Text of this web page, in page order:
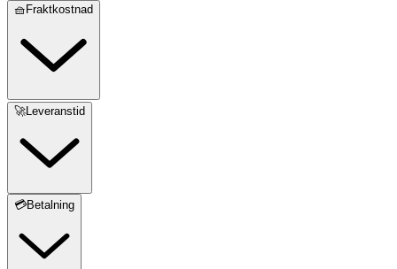
🧺Fraktkostnad
🚀Leveranstid
💳Betalning